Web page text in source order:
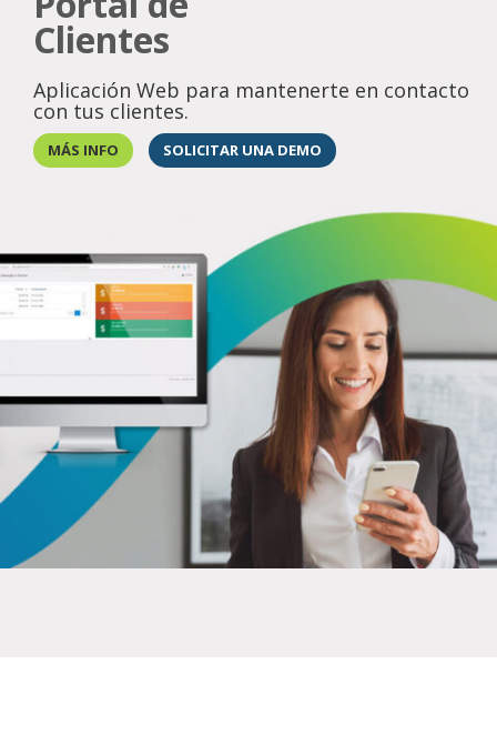
Clientes
Aplicación Web para mantenerte en contacto
con tus clientes.
MÁS INFO SOLICITAR UNA DEMO